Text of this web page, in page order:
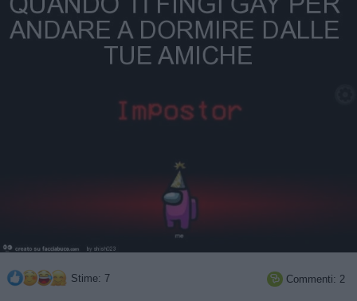
Stime: 7  Commenti: 2